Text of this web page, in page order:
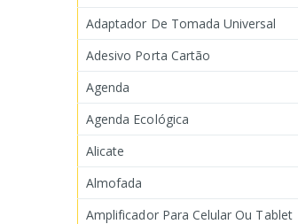
Adaptador De Tomada Universal
Adesivo Porta Cartão
Agenda
Agenda Ecológica
Alicate
Almofada
Amplificador Para Celular Ou Tablet